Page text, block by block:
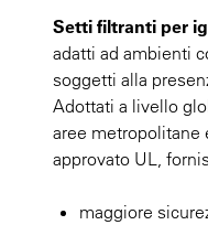
Setti filtranti per
adatti ad ambienti
soggetti alla
Adottati a livello
aree metropolitane
approvato UL,
maggiore